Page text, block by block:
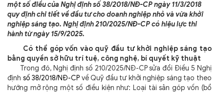
một số điều của Nghị định số 38/2018/NĐ-CP ngày 11/3/2018
quy định chi tiết về đầu tư cho doanh nghiệp nhỏ và vừa khởi
nghiệp sáng tạo. Nghị định 210/2025/NĐ-CP có hiệu lực thi
hành từ ngày 15/9/2025.
Có thể góp vốn vào quỹ đầu tư khởi nghiệp sáng tạo
bằng quyền sở hữu trí tuệ, công nghệ, bí quyết kỹ thuật
Trong đó, Nghị định số 210/2025/NĐ-CP sửa đổi Điều 5 Nghị
định số 38/2018/NĐ-CP về Quỹ đầu tư khởi nghiệp sáng tạo theo
hướng mở rộng một số điều kiện như: Loại tài sản góp vốn (bổ